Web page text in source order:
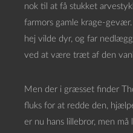
nok til at få stukket
farmors gamle krage-
hej vilde dyr, og far
ved at være træt af den
Men der i græsset finder
fluks for at redde den,
er nu hans lillebror, men